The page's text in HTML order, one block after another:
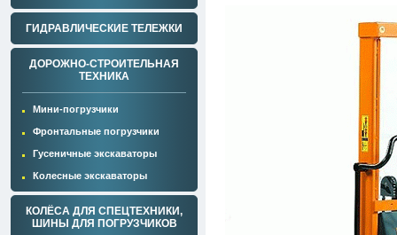
ГИДРАВЛИЧЕСКИЕ ТЕЛЕЖКИ
ДОРОЖНО-СТРОИТЕЛЬНАЯ
ТЕХНИКА
Мини-погрузчики
Фронтальные погрузчики
Гусеничные экскаваторы
Колесные экскаваторы
КОЛЁСА ДЛЯ СПЕЦТЕХНИКИ,
ШИНЫ ДЛЯ ПОГРУЗЧИКОВ